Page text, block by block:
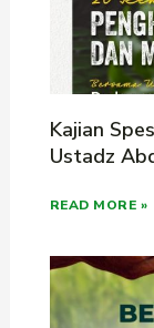
Kajian
Ustadz
READ MORE »